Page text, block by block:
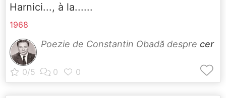
Harnici..., à la......
1968
Poezie de Constantin Obadă despre cer